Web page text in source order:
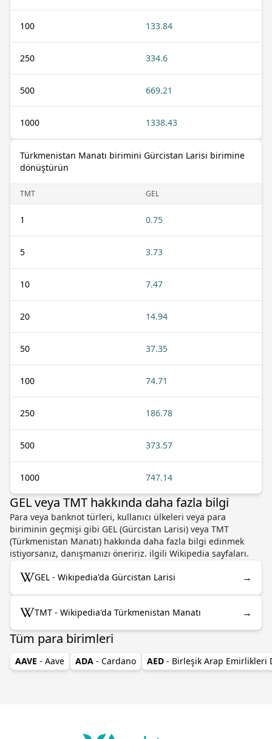
100 133.84
250 334.6
500 669.21
1000 1338.43
Türkmenistan Manatı birimini Gürcistan Larisi birimine
dönüştürün
TMT GEL
1 0.75
5 3.73
10 7.47
20 14.94
50 37.35
100 74.71
250 186.78
500 373.57
1000 747.14
GEL veya TMT hakkında daha fazla bilgi
Para veya banknot türleri, kullanıcı ülkeleri veya para
biriminin geçmişi gibi GEL (Gürcistan Larisi) veya TMT
(Türkmenistan Manatı) hakkında daha fazla bilgi edinmek
istiyorsanız, danışmanızı öneririz. ilgili Wikipedia sayfaları.
GEL - Wikipedia'da Gürcistan Larisi →
TMT - Wikipedia'da Türkmenistan Manatı →
Tüm para birimleri
AAVE - Aave ADA - Cardano AED - Birleşik Arap Emirlikleri